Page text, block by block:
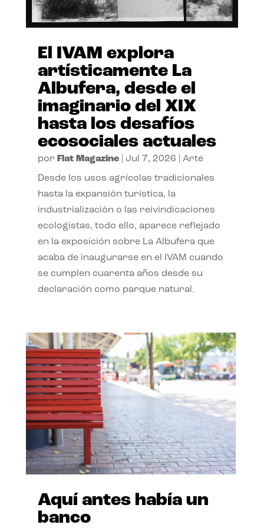
El IVAM explora
artísticamente La
Albufera, desde el
imaginario del XIX
hasta los desafíos
ecosociales actuales
por Flat Magazine| Jul 7, 2026 Arte
Desde los usos agrícolas tradicionales
hasta la expansión turística, la
industrialización o las reivindicaciones
ecologistas, todo ello, aparece reflejado
en la exposición sobre La Albufera que
acaba de inaugurarse en el IVAM cuando
se cumplen cuarenta años desde su
declaración como parque natural.
Aquí antes había un
banco